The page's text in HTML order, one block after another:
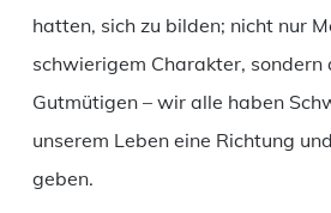
hatten, sich zu bilden; nicht nur
schwierigem Charakter, sondern
Gutmütigen – wir alle haben
unserem Leben eine Richtung
geben.